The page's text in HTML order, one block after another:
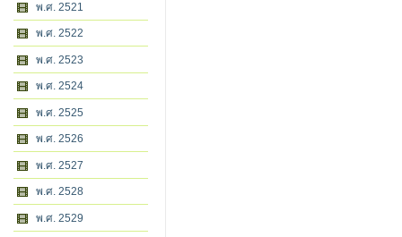
พ.ศ. 2521
พ.ศ. 2522
พ.ศ. 2523
พ.ศ. 2524
พ.ศ. 2525
พ.ศ. 2526
พ.ศ. 2527
พ.ศ. 2528
พ.ศ. 2529